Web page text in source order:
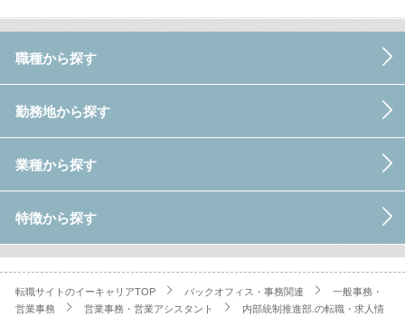
職種から探す
勤務地から探す
業種から探す
特徴から探す
転職サイトのイーキャリアTOP バックオフィス・事務関連
一般事務・
営業事務
営業事務・営業アシスタント
内部統制推進部.の転職・求人情